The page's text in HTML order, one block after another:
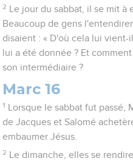
2
Le jour du sabbat, il se mit à
Beaucoup de gens
disaient : « D'où cela lui
lui a été donnée ? Et
son intermédiaire ?
Marc 16
1
Lorsque le sabbat fut passé,
de Jacques et Salomé
embaumer Jésus.
2
Le dimanche, elles se